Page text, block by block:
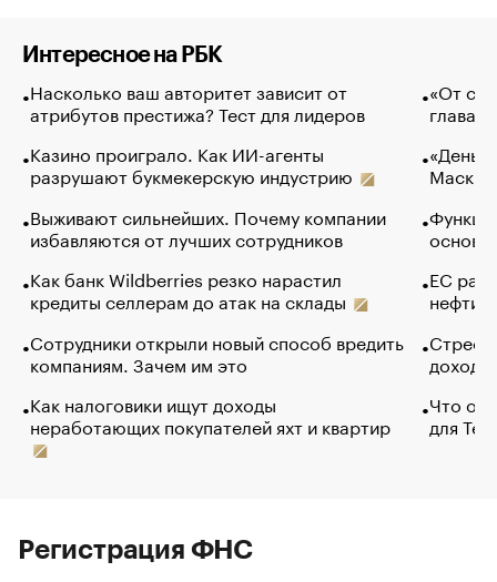
Интересное на РБК
Насколько ваш авторитет зависит от
атрибутов престижа? Тест для лидеров
Казино проиграло. Как ИИ-агенты
разрушают букмекерскую индустрию
Выживают сильнейших. Почему компании
избавляются от лучших сотрудников
Как банк Wildberries резко нарастил
кредиты селлерам до атак на склады
Сотрудники открыли новый способ вредить
компаниям. Зачем им это
Как налоговики ищут доходы
неработающих покупателей яхт и квартир
«От
глава
Маск в
основ
ЕС
нефти
Что
для
Регистрация ФНС